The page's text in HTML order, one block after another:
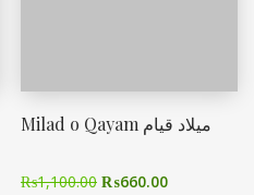
Milad o Qayam میلاد قیام
₨1,100.00 ₨660.00